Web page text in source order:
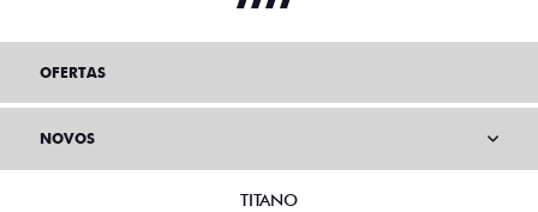
OFERTAS
NOVOS
TITANO